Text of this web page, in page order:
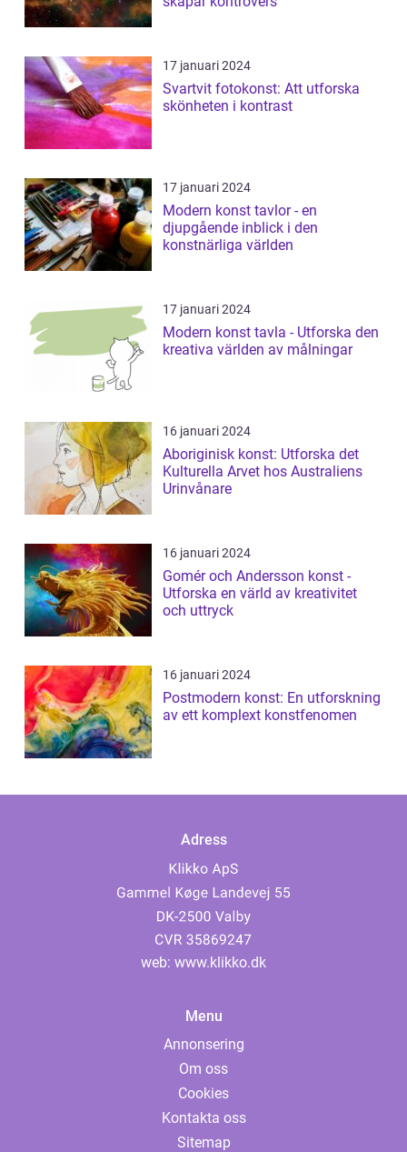
17 januari 2024
Svartvit fotokonst: Att utforska
skönheten i kontrast
17 januari 2024
Modern konst tavlor - en
djupgående inblick i den
konstnärliga världen
17 januari 2024
Modern konst tavla - Utforska den
kreativa världen av målningar
16 januari 2024
Aboriginisk konst: Utforska det
Kulturella Arvet hos Australiens
Urinvånare
16 januari 2024
Gomér och Andersson konst -
Utforska en värld av kreativitet
och uttryck
16 januari 2024
Postmodern konst: En utforskning
av ett komplext konstfenomen
Adress
web: www.klikko.dk
Menu
Annonsering
Om oss
Cookies
Kontakta oss
Sitemap